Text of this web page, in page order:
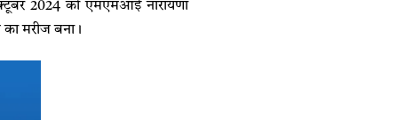
2024 को एमएमआई नारायणा
मरीज बना।